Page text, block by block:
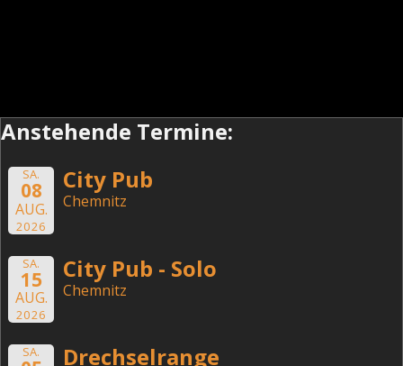
Anstehende Termine:
SA.
08
AUG.
2026
City Pub
Chemnitz
SA.
15
AUG.
2026
City Pub - Solo
Chemnitz
SA. Drechselrange